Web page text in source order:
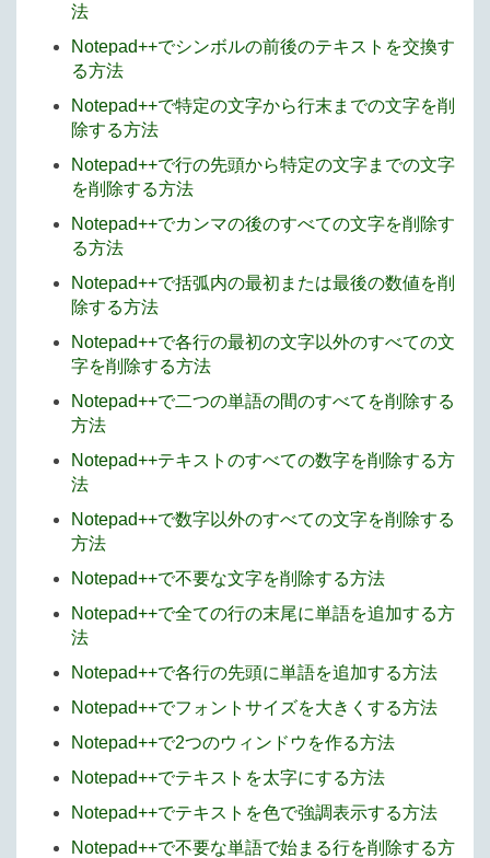
法
Notepad++でシンボルの前後のテキストを交換す
る方法
Notepad++で特定の文字から行末までの文字を削
除する方法
Notepad++で行の先頭から特定の文字までの文字
を削除する方法
Notepad++でカンマの後のすべての文字を削除す
る方法
Notepad++で括弧内の最初または最後の数値を削
除する方法
Notepad++で各行の最初の文字以外のすべての文
字を削除する方法
Notepad++で二つの単語の間のすべてを削除する
方法
Notepad++テキストのすべての数字を削除する方
法
Notepad++で数字以外のすべての文字を削除する
方法
Notepad++で不要な文字を削除する方法
Notepad++で全ての行の末尾に単語を追加する方
法
Notepad++で各行の先頭に単語を追加する方法
Notepad++でフォントサイズを大きくする方法
Notepad++で2つのウィンドウを作る方法
Notepad++でテキストを太字にする方法
Notepad++でテキストを色で強調表示する方法
Notepad++で不要な単語で始まる行を削除する方